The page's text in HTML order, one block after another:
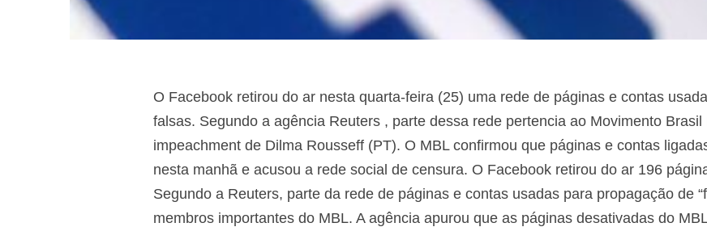
O Facebook retirou do ar nesta quarta-feira (25) uma rede de páginas e contas
falsas. Segundo a agência Reuters , parte dessa rede pertencia ao Movimento
impeachment de Dilma Rousseff (PT). O MBL confirmou que páginas e contas
nesta manhã e acusou a rede social de censura. O Facebook retirou do ar 196
Segundo a Reuters, parte da rede de páginas e contas usadas para propagação de
membros importantes do MBL. A agência apurou que as páginas desativadas do